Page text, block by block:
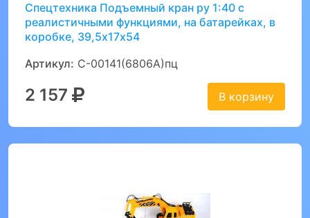
Спецтехника Подъемный кран ру 1:40 с
реалистичными функциями, на батарейках, в
коробке, 39,5х17х54
Артикул: C-00141(6806A)пц
2 157 В корзину